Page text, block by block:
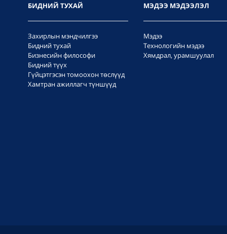
БИДНИЙ ТУХАЙ
Захирлын мэндчилгээ
Бидний тухай
Бизнесийн философи
Бидний түүх
Гүйцэтгэсэн томоохон төслүүд
Хамтран ажиллагч түншүүд
МЭДЭЭ МЭДЭЭЛЭЛ
Мэдээ
Технологийн мэдээ
Хямдрал, урамшуулал